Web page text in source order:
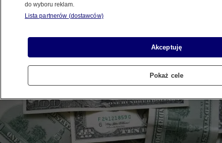
Posłuchaj artykułu
do wyboru reklam.
Lista partnerów (dostawców)
Akceptuję
Pokaż cele